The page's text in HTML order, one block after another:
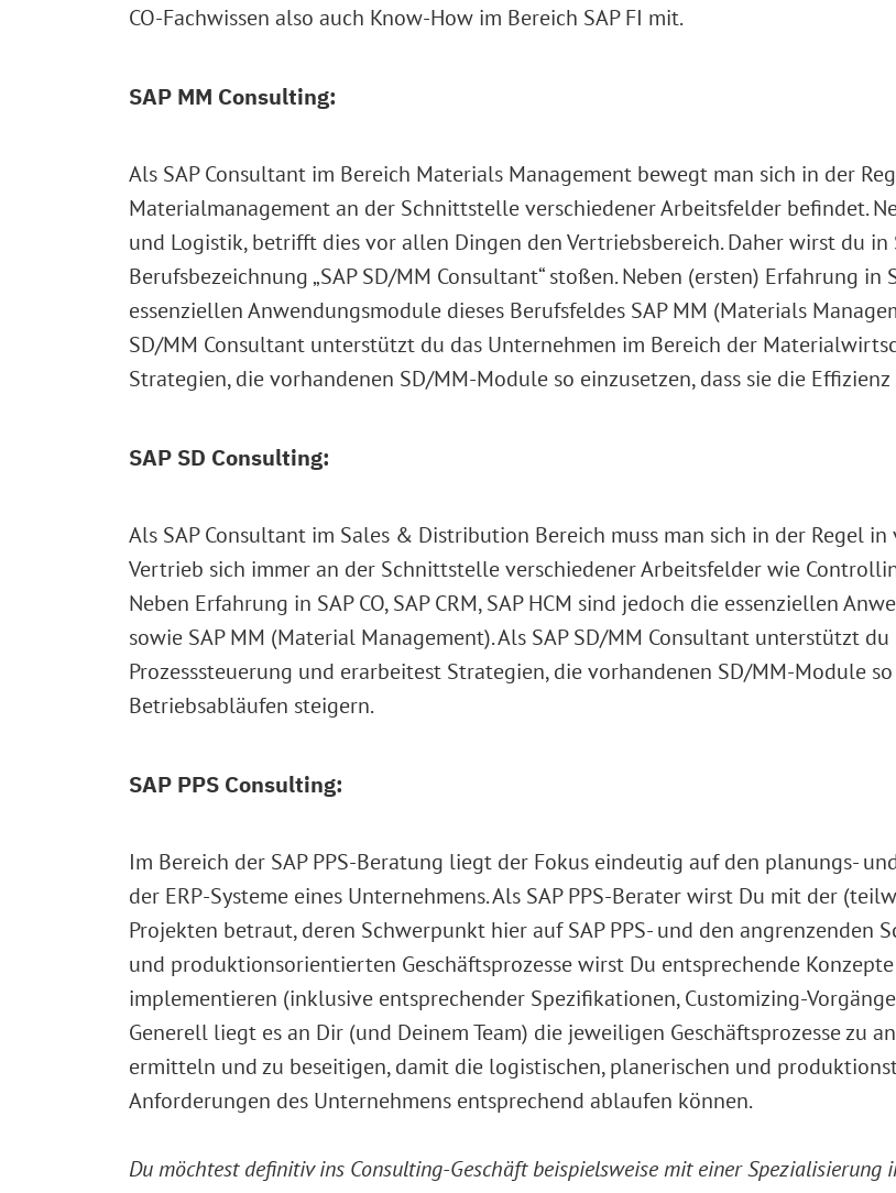
CO-Fachwissen also auch Know-How im Bereich SAP FI mit.
SAP MM Consulting:
Als SAP Consultant im Bereich Materials Management bewegt man sich in der
Materialmanagement an der Schnittstelle verschiedener Arbeitsfelder befindet.
und Logistik, betrifft dies vor allen Dingen den Vertriebsbereich. Daher wirst du
Berufsbezeichnung „SAP SD/MM Consultant“ stoßen. Neben (ersten) Erfahrung in
essenziellen Anwendungsmodule dieses Berufsfeldes SAP MM (Materials
SD/MM Consultant unterstützt du das Unternehmen im Bereich der
Strategien, die vorhandenen SD/MM-Module so einzusetzen, dass sie die
SAP SD Consulting:
Als SAP Consultant im Sales & Distribution Bereich muss man sich in der Regel
Vertrieb sich immer an der Schnittstelle verschiedener Arbeitsfelder wie
Neben Erfahrung in SAP CO, SAP CRM, SAP HCM sind jedoch die essenziellen
sowie SAP MM (Material Management). Als SAP SD/MM Consultant unterstützt
Prozesssteuerung und erarbeitest Strategien, die vorhandenen SD/MM-Module
Betriebsabläufen steigern.
SAP PPS Consulting:
Im Bereich der SAP PPS-Beratung liegt der Fokus eindeutig auf den planungs-
der ERP-Systeme eines Unternehmens. Als SAP PPS-Berater wirst Du mit der
Projekten betraut, deren Schwerpunkt hier auf SAP PPS- und den
und produktionsorientierten Geschäftsprozesse wirst Du entsprechende
implementieren (inklusive entsprechender Spezifikationen, Customizing-
Generell liegt es an Dir (und Deinem Team) die jeweiligen Geschäftsprozesse zu
ermitteln und zu beseitigen, damit die logistischen, planerischen und
Anforderungen des Unternehmens entsprechend ablaufen können.
Du möchtest definitiv ins Consulting-Geschäft beispielsweise mit einer Spezialisierung